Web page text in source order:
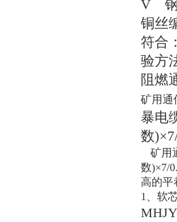
V 钢
铜丝
符合：
验方
阻燃
矿用通
暴电
数)×
矿用
数)×7/
高的平
1、软